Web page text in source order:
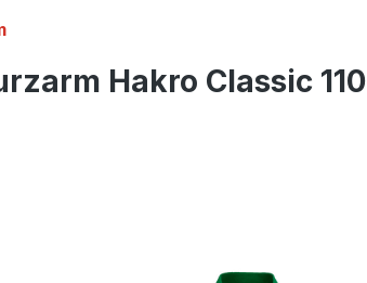
Hakro Classic 110